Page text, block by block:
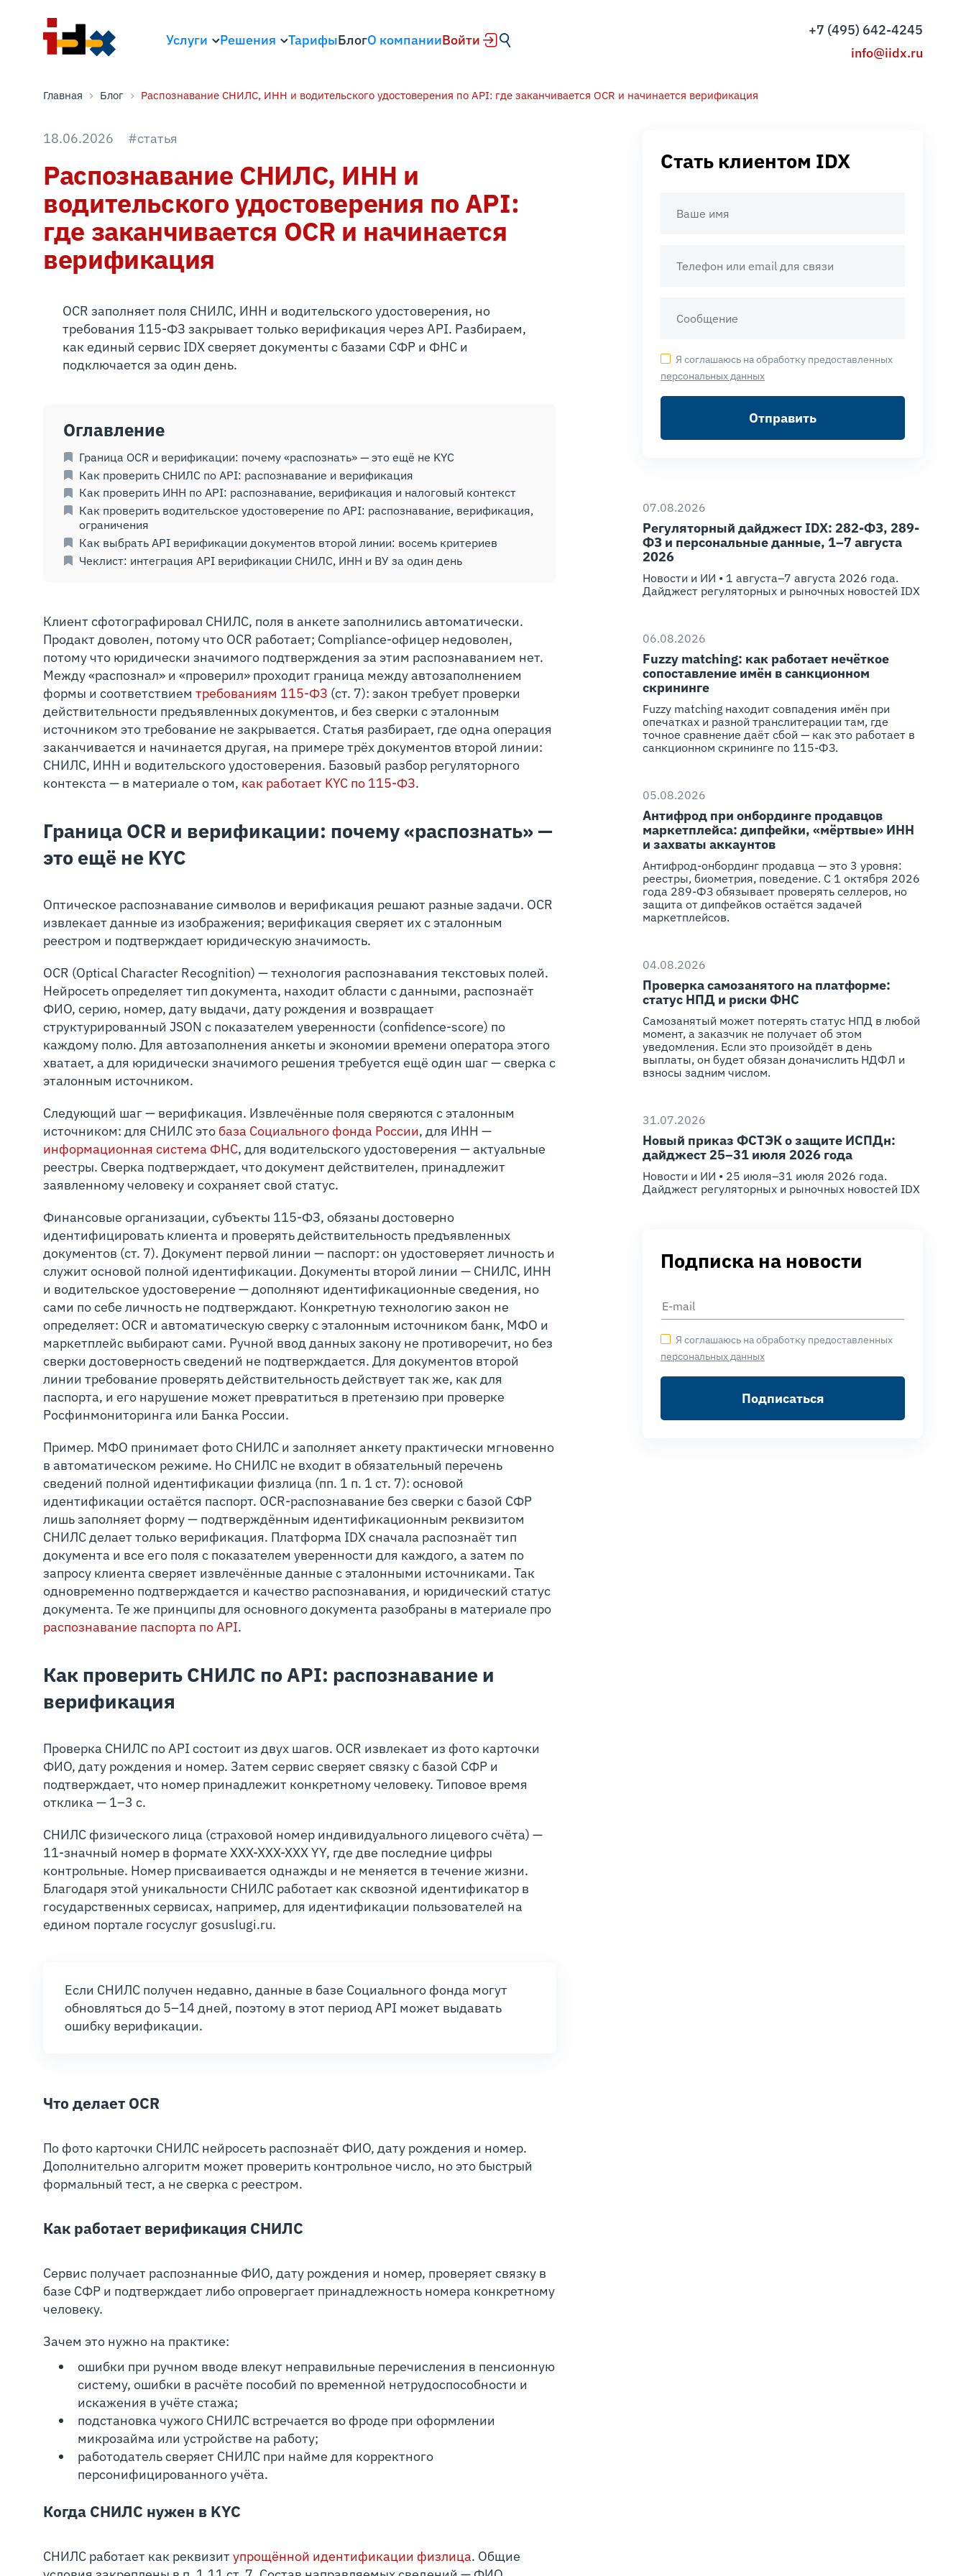
Услуги Решения ТарифыБлогО компанииВойти
+7 (495) 642-4245
info@iidx.ru
Главная Блог Распознавание СНИЛС, ИНН и водительского удостоверения по API: где заканчивается OCR и начинается верификация
18.06.2026 #статья
Распознавание СНИЛС, ИНН и
водительского удостоверения по API:
где заканчивается OCR и начинается
верификация
OCR заполняет поля СНИЛС, ИНН и водительского удостоверения, но
требования 115-ФЗ закрывает только верификация через API. Разбираем,
как единый сервис IDX сверяет документы с базами СФР и ФНС и
подключается за один день.
Оглавление
Граница OCR и верификации: почему «распознать» — это ещё не KYC
Как проверить СНИЛС по API: распознавание и верификация
Как проверить ИНН по API: распознавание, верификация и налоговый контекст
Как проверить водительское удостоверение по API: распознавание, верификация,
ограничения
Как выбрать API верификации документов второй линии: восемь критериев
Чеклист: интеграция API верификации СНИЛС, ИНН и ВУ за один день
Клиент сфотографировал СНИЛС, поля в анкете заполнились автоматически.
Продакт доволен, потому что OCR работает; Compliance-офицер недоволен,
потому что юридически значимого подтверждения за этим распознаванием нет.
Между «распознал» и «проверил» проходит граница между автозаполнением
формы и соответствием требованиям 115-ФЗ (ст. 7): закон требует проверки
действительности предъявленных документов, и без сверки с эталонным
источником это требование не закрывается. Статья разбирает, где одна операция
заканчивается и начинается другая, на примере трёх документов второй линии:
СНИЛС, ИНН и водительского удостоверения. Базовый разбор регуляторного
контекста — в материале о том, как работает KYC по 115-ФЗ.
Граница OCR и верификации: почему «распознать» —
это ещё не KYC
Оптическое распознавание символов и верификация решают разные задачи. OCR
извлекает данные из изображения; верификация сверяет их с эталонным
реестром и подтверждает юридическую значимость.
OCR (Optical Character Recognition) — технология распознавания текстовых полей.
Нейросеть определяет тип документа, находит области с данными, распознаёт
ФИО, серию, номер, дату выдачи, дату рождения и возвращает
структурированный JSON с показателем уверенности (confidence-score) по
каждому полю. Для автозаполнения анкеты и экономии времени оператора этого
хватает, а для юридически значимого решения требуется ещё один шаг — сверка с
эталонным источником.
Следующий шаг — верификация. Извлечённые поля сверяются с эталонным
источником: для СНИЛС это база Социального фонда России, для ИНН —
информационная система ФНС, для водительского удостоверения — актуальные
реестры. Сверка подтверждает, что документ действителен, принадлежит
заявленному человеку и сохраняет свой статус.
Финансовые организации, субъекты 115-ФЗ, обязаны достоверно
идентифицировать клиента и проверять действительность предъявленных
документов (ст. 7). Документ первой линии — паспорт: он удостоверяет личность и
служит основой полной идентификации. Документы второй линии — СНИЛС, ИНН
и водительское удостоверение — дополняют идентификационные сведения, но
сами по себе личность не подтверждают. Конкретную технологию закон не
определяет: OCR и автоматическую сверку с эталонным источником банк, МФО и
маркетплейс выбирают сами. Ручной ввод данных закону не противоречит, но без
сверки достоверность сведений не подтверждается. Для документов второй
линии требование проверять действительность действует так же, как для
паспорта, и его нарушение может превратиться в претензию при проверке
Росфинмониторинга или Банка России.
Пример. МФО принимает фото СНИЛС и заполняет анкету практически мгновенно
в автоматическом режиме. Но СНИЛС не входит в обязательный перечень
сведений полной идентификации физлица (пп. 1 п. 1 ст. 7): основой
идентификации остаётся паспорт. OCR-распознавание без сверки с базой СФР
лишь заполняет форму — подтверждённым идентификационным реквизитом
СНИЛС делает только верификация. Платформа IDX сначала распознаёт тип
документа и все его поля с показателем уверенности для каждого, а затем по
запросу клиента сверяет извлечённые данные с эталонными источниками. Так
одновременно подтверждается и качество распознавания, и юридический статус
документа. Те же принципы для основного документа разобраны в материале про
распознавание паспорта по API.
Как проверить СНИЛС по API: распознавание и
верификация
Проверка СНИЛС по API состоит из двух шагов. OCR извлекает из фото карточки
ФИО, дату рождения и номер. Затем сервис сверяет связку с базой СФР и
подтверждает, что номер принадлежит конкретному человеку. Типовое время
отклика — 1–3 с.
СНИЛС физического лица (страховой номер индивидуального лицевого счёта) —
11-значный номер в формате XXX-XXX-XXX YY, где две последние цифры
контрольные. Номер присваивается однажды и не меняется в течение жизни.
Благодаря этой уникальности СНИЛС работает как сквозной идентификатор в
государственных сервисах, например, для идентификации пользователей на
едином портале госуслуг gosuslugi.ru.
Если СНИЛС получен недавно, данные в базе Социального фонда могут
обновляться до 5–14 дней, поэтому в этот период API может выдавать
ошибку верификации.
Что делает OCR
По фото карточки СНИЛС нейросеть распознаёт ФИО, дату рождения и номер.
Дополнительно алгоритм может проверить контрольное число, но это быстрый
формальный тест, а не сверка с реестром.
Как работает верификация СНИЛС
Сервис получает распознанные ФИО, дату рождения и номер, проверяет связку в
базе СФР и подтверждает либо опровергает принадлежность номера конкретному
человеку.
Зачем это нужно на практике:
ошибки при ручном вводе влекут неправильные перечисления в пенсионную
систему, ошибки в расчёте пособий по временной нетрудоспособности и
искажения в учёте стажа;
подстановка чужого СНИЛС встречается во фроде при оформлении
микрозайма или устройстве на работу;
работодатель сверяет СНИЛС при найме для корректного
персонифицированного учёта.
Когда СНИЛС нужен в KYC
СНИЛС работает как реквизитупрощённой идентификации физлица. Общие
Стать клиентом IDX
Я соглашаюсь на обработку предоставленных
персональных данных
Отправить
07.08.2026
Регуляторный дайджест IDX: 282-ФЗ, 289-
ФЗ и персональные данные, 1–7 августа
2026
Новости и ИИ • 1 августа–7 августа 2026 года.
Дайджест регуляторных и рыночных новостей IDX
06.08.2026
Fuzzy matching: как работает нечёткое
сопоставление имён в санкционном
скрининге
Fuzzy matching находит совпадения имён при
опечатках и разной транслитерации там, где
точное сравнение даёт сбой — как это работает в
санкционном скрининге по 115-ФЗ.
05.08.2026
Антифрод при онбординге продавцов
маркетплейса: дипфейки, «мёртвые» ИНН
и захваты аккаунтов
Антифрод-онбординг продавца — это 3 уровня:
реестры, биометрия, поведение. С 1 октября 2026
года 289-ФЗ обязывает проверять селлеров, но
защита от дипфейков остаётся задачей
маркетплейсов.
04.08.2026
Проверка самозанятого на платформе:
статус НПД и риски ФНС
Самозанятый может потерять статус НПД в любой
момент, а заказчик не получает об этом
уведомления. Если это произойдёт в день
выплаты, он будет обязан доначислить НДФЛ и
взносы задним числом.
31.07.2026
Новый приказ ФСТЭК о защите ИСПДн:
дайджест 25–31 июля 2026 года
Новости и ИИ • 25 июля–31 июля 2026 года.
Дайджест регуляторных и рыночных новостей IDX
Подписка на новости
Я соглашаюсь на обработку предоставленных
персональных данных
Подписаться